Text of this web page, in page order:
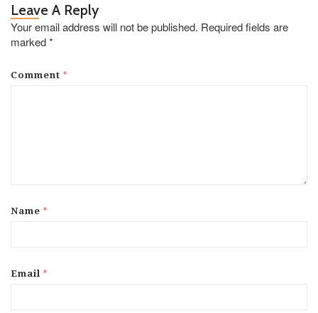
Leave A Reply
Your email address will not be published. Required fields are
marked*
Comment *
Name *
Email *